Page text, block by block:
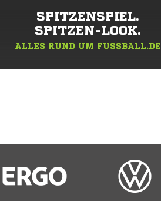
SPITZENSPIEL.
SPITZEN-LOOK.
ALLES RUND UM FUSSBALL.DE